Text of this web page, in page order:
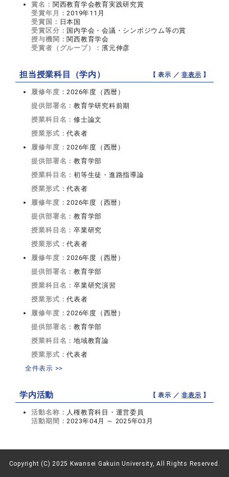
賞名： 関西教育学会教育実践研究賞
受賞年月：2019年11月
受賞国： 日本国
受賞区分： 国内学会・会議・シンポジウム等の賞
授与機関： 関西教育学会
受賞者（グループ）：濱元伸彦
担当授業科目（学内） 【 表示 ／非表示 】
履修年度：2026年度（西暦）
提供部署名：教育学研究科前期
授業科目名：修士論文
授業形式：代表者
履修年度：2026年度（西暦）
提供部署名：教育学部
授業科目名：初等生徒・進路指導論
授業形式：代表者
履修年度：2026年度（西暦）
提供部署名：教育学部
授業科目名：卒業研究
授業形式：代表者
履修年度：2026年度（西暦）
提供部署名：教育学部
授業科目名：卒業研究演習
授業形式：代表者
履修年度：2026年度（西暦）
提供部署名：教育学部
授業科目名：地域教育論
授業形式：代表者
全件表示 >>
学内活動 【 表示 ／非表示 】
活動名称： 人権教育科目・運営委員
活動期間：2023年04月 ～ 2025年03月
Copyright (C) 2025 Kwansei Gakuin University, All Rights Reserved.